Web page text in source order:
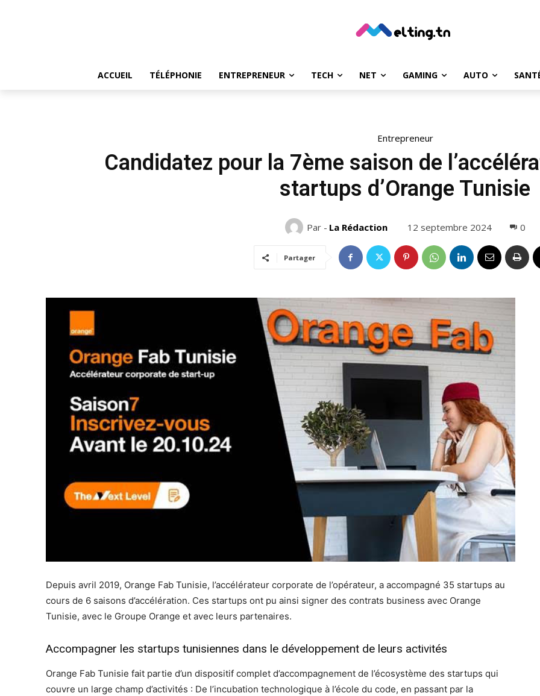
ACCUEIL TÉLÉPHONIE ENTREPRENEUR TECH NET GAMING AUTO
Entrepreneur
Candidatez pour la 7ème saison de
startups d’Orange Tunisie
Par - La Rédaction 12 septembre 2024 0
Partager
Depuis avril 2019, Orange Fab Tunisie, l’accélérateur corporate de l’opérateur, a accompagné 35 startups au
cours de 6 saisons d’accélération. Ces startups ont pu ainsi signer des contrats business avec Orange
Tunisie, avec le Groupe Orange et avec leurs partenaires.
Accompagner les startups tunisiennes dans le développement de leurs activités
Orange Fab Tunisie fait partie d’un dispositif complet d’accompagnement de l’écosystème des startups qui
couvre un large champ d’activités : De l’incubation technologique à l’école du code, en passant par la